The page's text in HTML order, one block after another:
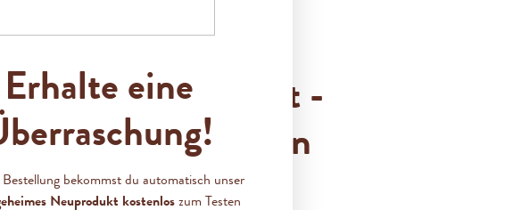
Zetti Probierpaket -
Zeit zum Probieren
Erhalte eine
bekommst du automatisch unser
Neuprodukt kostenloszum Testen